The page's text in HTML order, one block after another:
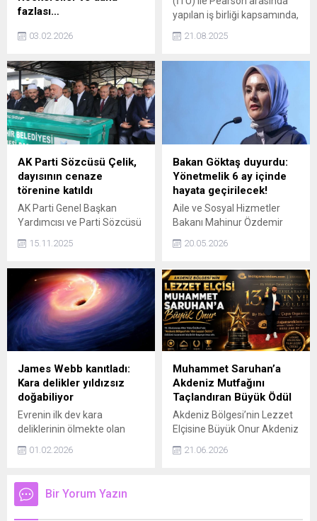
fazlası…
önceki son röportajı ortaya
Rockefeller'in siyasetçi ve iş
insanlarını bir araya getiren
"Üçlü Komisyon" kurduğunu,
bu yapının "İlluminati"
benzeri bir oluşum olarak
anıldığını belirtti.
03.02.2026
yapılan iş birliği kapsamında,
öğrenme platformu MyLab,
öğrencilerinin hizmetine
sunuldu. Uygulama özellikle
matematik, fizik ve kimya
gibi temel bilim derslerinde
öğretim sürecini
dönüştürmeyi hedefliyor.
21.08.2025
AK Parti Sözcüsü Çelik,
dayısının cenaze
törenine katıldı
AK Parti Genel Başkan
Yardımcısı ve Parti Sözcüsü
kaybeden dayısı Hasan
törenine katıldı. Çelik,
cenazenin ardından
taziyeleri kabul etti.
15.11.2025
Bakan Göktaş duyurdu:
Yönetmelik 6 ay içinde
hayata geçirilecek!
Aile ve Sosyal Hizmetler
Bakanı Mahinur Özdemir
çocukların sosyal medya
düzenlemenin
uygulamasındaki esasların
belirlenmesi için bakanlık
bünyesinde bir çalışma
grubunun kurulduğunu
açıkladı.
20.05.2026
James Webb kanıtladı:
Kara delikler yıldızsız
doğabiliyor
Evrenin ilk dev kara
deliklerinin ölmekte olan
gaz bulutlarının doğrudan
kanıtlandı. Bu keşif
gökbilimde bir devrim niteliği
01.02.2026
Muhammet Saruhan’a
Akdeniz Mutfağını
Taçlandıran Büyük Ödül
Akdeniz Bölgesi’nin Lezzet
Elçisine Büyük Onur Akdeniz
temsilcilerinden Muhammet
21.06.2026
Bir Yorum Yazın